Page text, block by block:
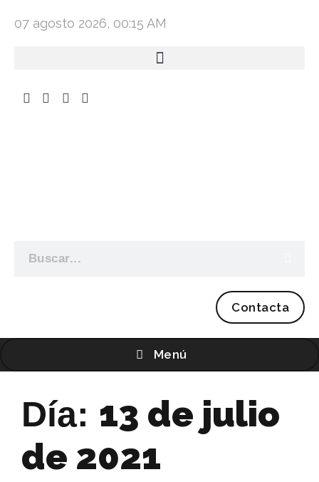
07 agosto 2026, 00:15 AM
Contacta
Menú
Día: 13 de julio
de 2021